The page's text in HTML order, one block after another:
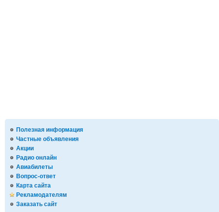
Полезная информация
Частные объявления
Акции
Радио онлайн
Авиабилеты
Вопрос-ответ
Карта сайта
Рекламодателям
Заказать сайт